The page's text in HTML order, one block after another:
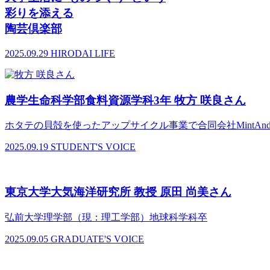
彩りを添える
陶芸倶楽部
2025.09.29 HIRODAI LIFE
農学生命科学部食料資源学科3年 牧方 咲良さん
ホタテの貝殻を使ったアップサイクル事業で合同会社
2025.09.19 STUDENT'S VOICE
東京大学大気海洋研究所 教授 原田 尚美さん
弘前大学理学部（現：理工学部）地球科学科卒
2025.09.05 GRADUATE'S VOICE